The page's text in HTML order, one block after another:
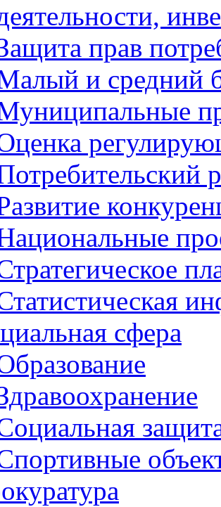
прав
и средний
сфера